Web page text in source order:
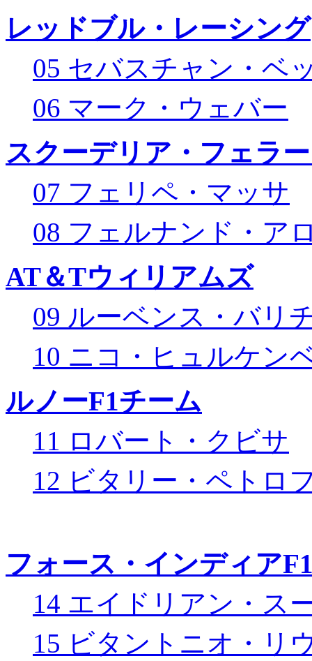
レッドブル・レーシング
05 セバスチャン・ベ
06 マーク・ウェバー
スクーデリア・フェラ
07 フェリペ・マッサ
08 フェルナンド・ア
AT＆Tウィリアムズ
09 ルーベンス・バリ
10 ニコ・ヒュルケン
ルノーF1チーム
11 ロバート・クビサ
12 ビタリー・ペトロ
フォース・インディア
14 エイドリアン・ス
15 ビタントニオ・リ